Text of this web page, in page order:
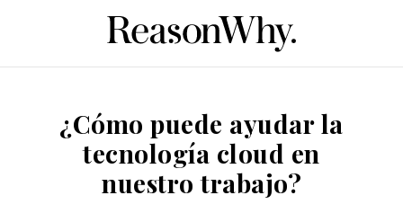
¿Cómo puede ayudar la
tecnología cloud en
nuestro trabajo?